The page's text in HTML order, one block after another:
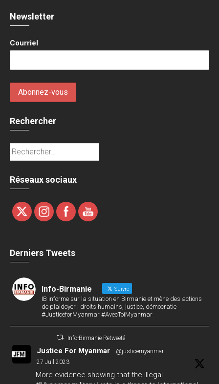
Newsletter
Courriel
Rechercher
Rechercher :
Réseaux sociaux
Derniers Tweets
Info-Birmanie Suivre
IB informe sur la situation en Birmanie et mène des actions
de plaidoyer : droits humains, justice, démocratie
#JusticeforMyanmar #AvecToiMyanmar
Info-Birmanie Retweeté
Justice For Myanmar @justicemyanmar
·
27 Juil 2023
More evidence showing that the illegal